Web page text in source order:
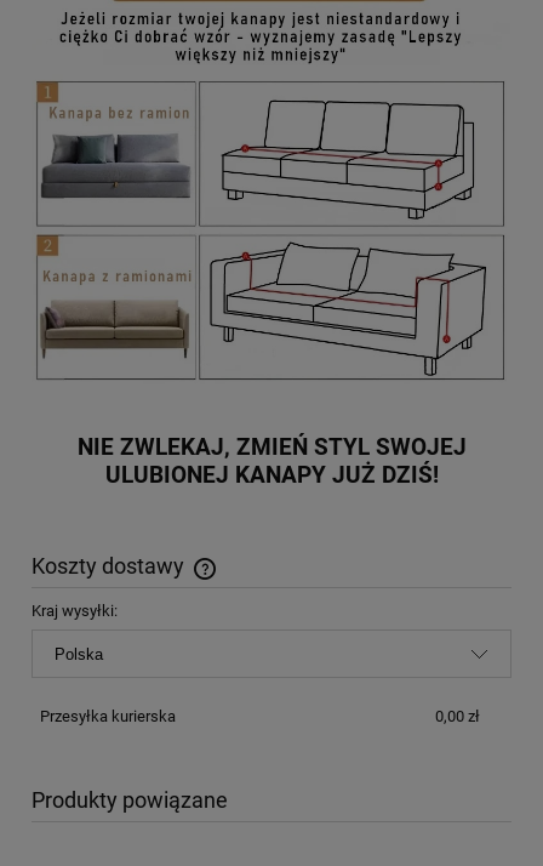
NIE ZWLEKAJ, ZMIEŃ STYL SWOJEJ
ULUBIONEJ KANAPY JUŻ DZIŚ!
Koszty dostawy
Cena nie zawiera ewentualnych kosztów płatności
Kraj wysyłki:
Przesyłka kurierska 0,00 zł
Produkty powiązane